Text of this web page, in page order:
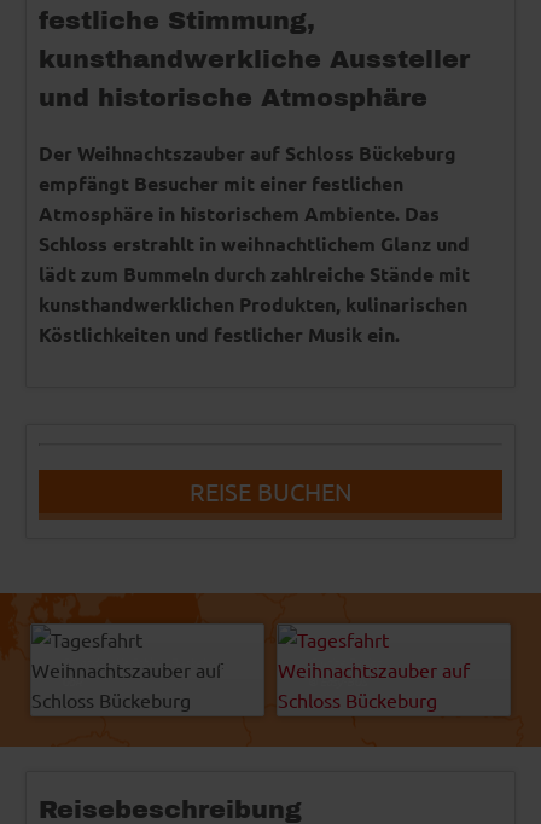
festliche Stimmung,
kunsthandwerkliche Aussteller
und historische Atmosphäre
Der Weihnachtszauber auf Schloss Bückeburg
empfängt Besucher mit einer festlichen
Atmosphäre in historischem Ambiente. Das
Schloss erstrahlt in weihnachtlichem Glanz und
lädt zum Bummeln durch zahlreiche Stände mit
kunsthandwerklichen Produkten, kulinarischen
Köstlichkeiten und festlicher Musik ein.
REISE BUCHEN
-
© Landpartie Schloss Bückeburg
GbR
Cruzine Design
© Easy-BUS
Reisebeschreibung